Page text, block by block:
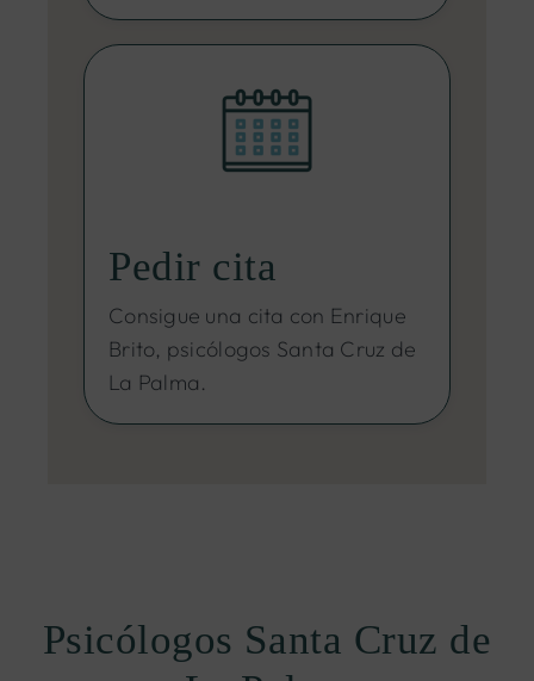
Pedir cita
Consigue una cita con Enrique
Brito, psicólogos Santa Cruz de
La Palma.
Psicólogos Santa Cruz de